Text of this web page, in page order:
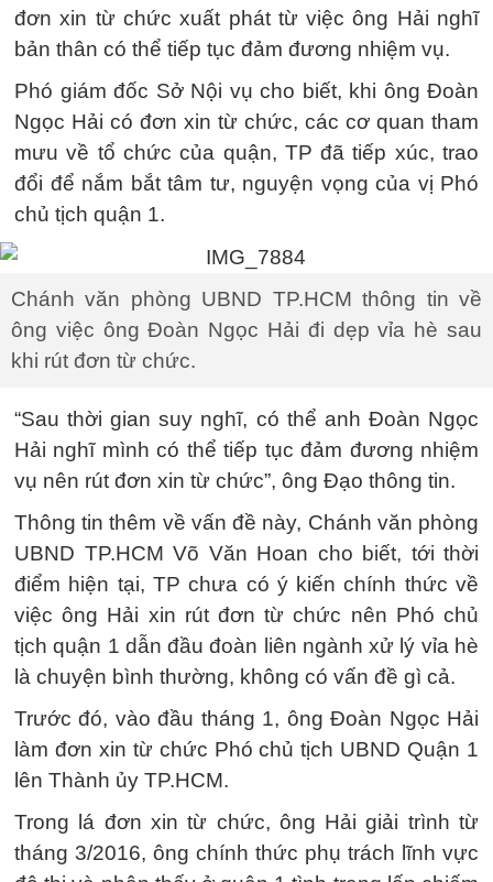
đơn xin từ chức xuất phát từ việc ông Hải nghĩ
bản thân có thể tiếp tục đảm đương nhiệm vụ.
Phó giám đốc Sở Nội vụ cho biết, khi ông Đoàn
Ngọc Hải có đơn xin từ chức, các cơ quan tham
mưu về tổ chức của quận, TP đã tiếp xúc, trao
đổi để nắm bắt tâm tư, nguyện vọng của vị Phó
chủ tịch quận 1.
Chánh văn phòng UBND TP.HCM thông tin về
ông việc ông Đoàn Ngọc Hải đi dẹp vỉa hè sau
khi rút đơn từ chức.
“Sau thời gian suy nghĩ, có thể anh Đoàn Ngọc
Hải nghĩ mình có thể tiếp tục đảm đương nhiệm
vụ nên rút đơn xin từ chức”, ông Đạo thông tin.
Thông tin thêm về vấn đề này, Chánh văn phòng
UBND TP.HCM Võ Văn Hoan cho biết, tới thời
điểm hiện tại, TP chưa có ý kiến chính thức về
việc ông Hải xin rút đơn từ chức nên Phó chủ
tịch quận 1 dẫn đầu đoàn liên ngành xử lý vỉa hè
là chuyện bình thường, không có vấn đề gì cả.
Trước đó, vào đầu tháng 1, ông Đoàn Ngọc Hải
làm đơn xin từ chức Phó chủ tịch UBND Quận 1
lên Thành ủy TP.HCM.
Trong lá đơn xin từ chức, ông Hải giải trình từ
tháng 3/2016, ông chính thức phụ trách lĩnh vực